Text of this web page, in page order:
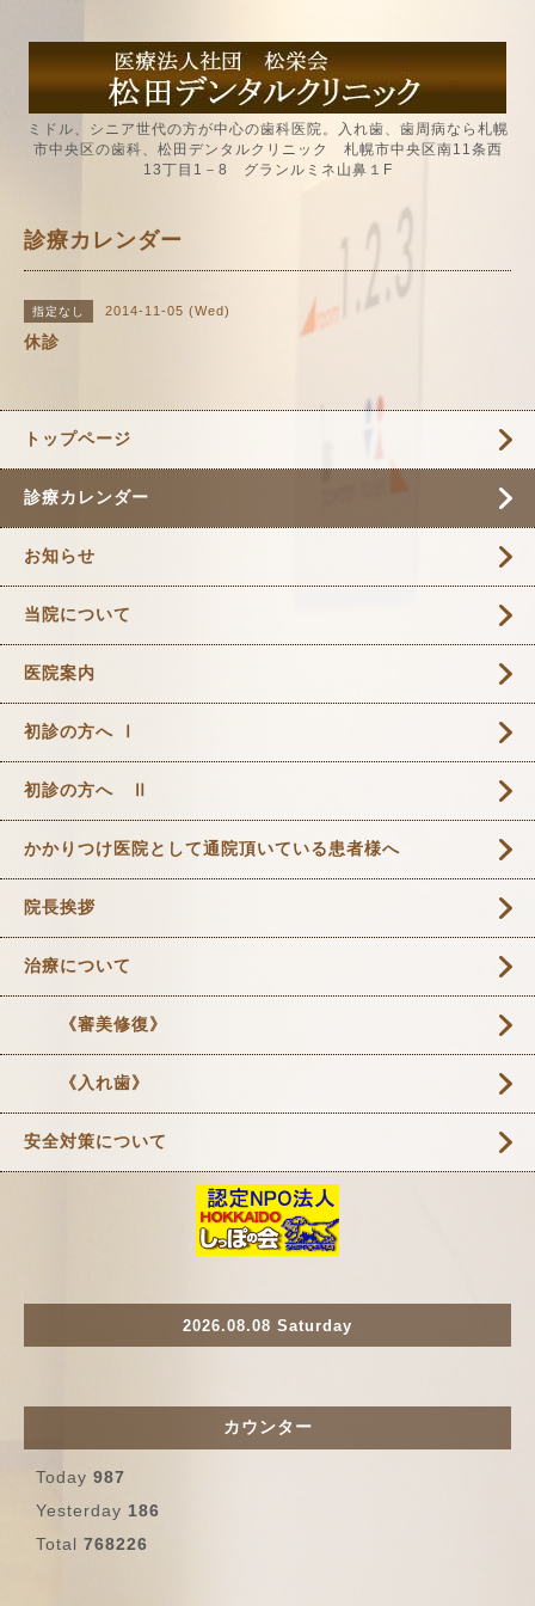
ミドル、シニア世代の方が中心の歯科医院。入れ歯、歯周病なら札幌
市中央区の歯科、松田デンタルクリニック 札幌市中央区南11条西
13丁目1－8 グランルミネ山鼻１F
診療カレンダー
指定なし 2014-11-05 (Wed)
休診
トップページ
診療カレンダー
お知らせ
当院について
医院案内
初診の方へ Ⅰ
初診の方へ Ⅱ
かかりつけ医院として通院頂いている患者様へ
院長挨拶
治療について
《審美修復》
《入れ歯》
安全対策について
2026.08.08 Saturday
カウンター
Today 987
Yesterday 186
Total 768226